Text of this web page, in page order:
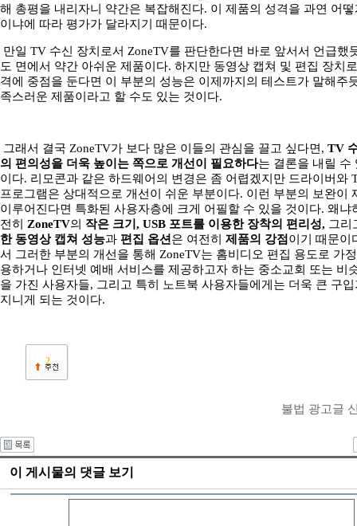
해 총평을 내리자니 약간은 복잡해진다. 이 제품의 성격을 과연 어
이냐에 따라 평가가 달라지기 때문이다.
만일 TV 수신 장치로서 ZoneTV를 판단한다면 바로 앞서서 언급했
도 면에서 약간 아쉬운 제품이다. 하지만 동영상 캡쳐 및 편집 장치
격에 중점을 둔다면 이 부분의 성능은 이제까지의 테스트가 말해주
족스러운 제품이라고 할 수도 있는 것이다.
그래서 결국 ZoneTV가 보다 많은 이들의 관심을 끌고 싶다면, TV
의 편의성을 더욱 높이는 쪽으로 개선이 필요하다는 결론을 내릴 수
이다. 리모콘과 같은 하드웨어의 변경은 좀 어렵겠지만 드라이버와
프로그램은 상대적으로 개선이 쉬운 부분이다. 이런 부분의 보완이
이루어진다면 특화된 사용자층에 크게 어필할 수 있을 것이다. 왜냐
전히 ZoneTV의 작은 크기, USB 포트를 이용한 장착의 편리성, 그리
한 동영상 캡쳐 성능과 편집 옵션은 여전히 제품의 강점이기 때문이
서 그러한 부분의 개선을 통해 ZoneTV는 홈비디오 편집 용도로 가
용하거나 인터넷 예배 서비스를 제공하고자 하는 중소교회 또는 비
을 가진 사용자들, 그리고 특히 노트북 사용자들에게는 더욱 큰 구
지니게 되는 것이다.
2
불법 광고글
이 게시물의 댓글 보기